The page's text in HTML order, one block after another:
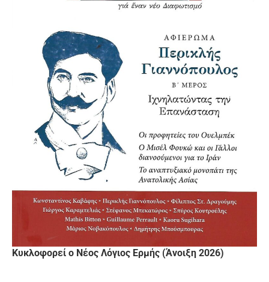
Κυκλοφορεί ο Νέος Λόγιος Ερμής (Άνοιξη 2026)